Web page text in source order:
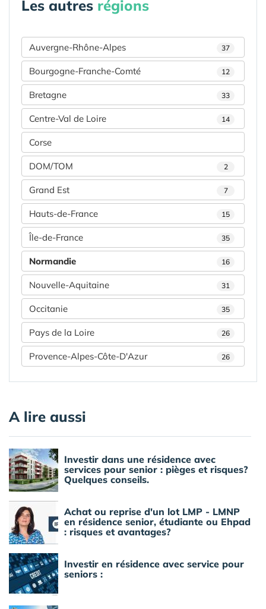
Les autres régions
Auvergne-Rhône-Alpes 37
Bourgogne-Franche-Comté 12
Bretagne 33
Centre-Val de Loire 14
Corse
DOM/TOM 2
Grand Est 7
Hauts-de-France 15
Île-de-France 35
Normandie 16
Nouvelle-Aquitaine 31
Occitanie 35
Pays de la Loire 26
Provence-Alpes-Côte-D'Azur 26
A lire aussi
Investir dans une résidence avec
services pour senior : pièges et risques?
Quelques conseils.
Achat ou reprise d'un lot LMP - LMNP
en résidence senior, étudiante ou Ehpad
: risques et avantages?
Investir en résidence avec service pour
seniors :